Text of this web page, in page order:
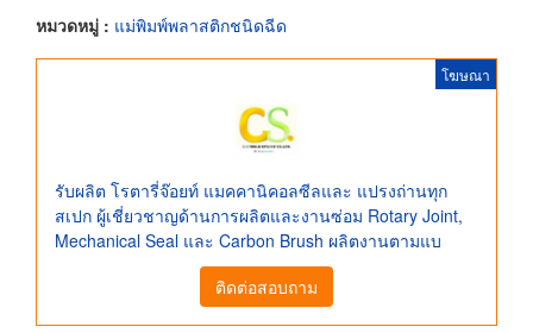
หมวดหมู่ : แม่พิมพ์พลาสติกชนิดฉีด
โฆษณา
รับผลิต โรตารี่จ๊อยท์ แมคคานิคอลซีลและ แปรงถ่านทุก
สเปก ผู้เชี่ยวชาญด้านการผลิตและงานซ่อม Rotary Joint,
Mechanical Seal และ Carbon Brush ผลิตงานตามแบ
ติดต่อสอบถาม